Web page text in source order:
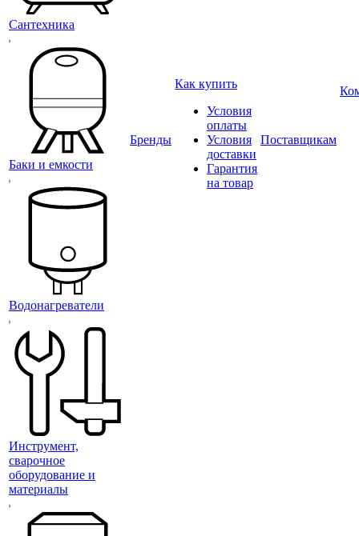
Сантехника
Баки и емкости
Водонагреватели
Инструмент,
сварочное
оборудование и
материалы
Бренды
Как купить
Условия
оплаты
Условия
доставки
Гарантия
на товар
Поставщикам